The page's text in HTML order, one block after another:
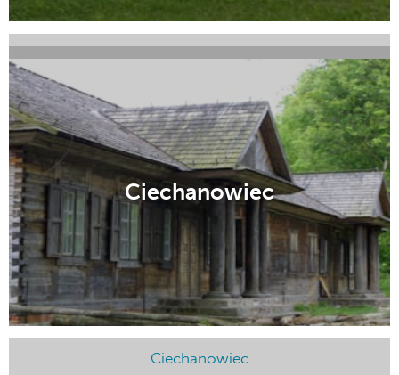
Bielsk Podlaski
Choroszcz
Ciechanowiec
Ciechanowiec